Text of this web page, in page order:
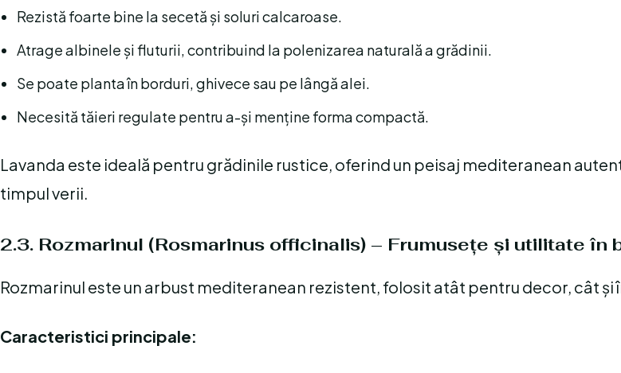
Rezistă foarte bine la secetă și soluri calcaroase.
Atrage albinele și fluturii, contribuind la polenizarea naturală a grădinii.
Se poate planta în borduri, ghivece sau pe lângă alei.
Necesită tăieri regulate pentru a-și menține forma compactă.
Lavanda este ideală pentru grădinile rustice, oferind un peisaj mediteranean
timpul verii.
2.3. Rozmarinul (Rosmarinus officinalis) – Frumusețe și utilitate în
Rozmarinul este un arbust mediteranean rezistent, folosit atât pentru decor, cât și
Caracteristici principale: